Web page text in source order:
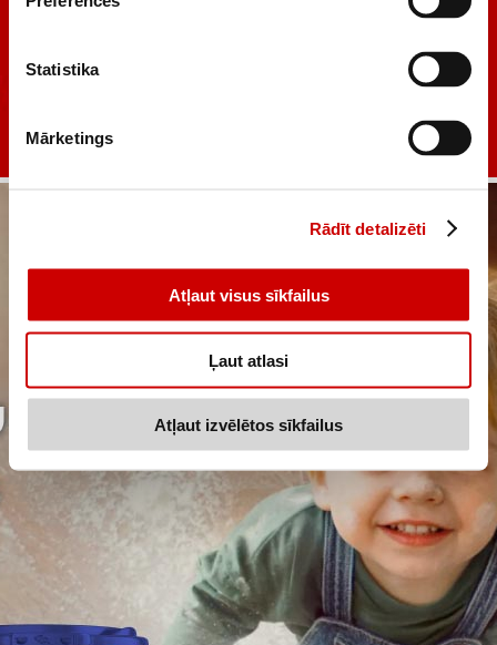
Statistika
Mārketings
Rādīt detalizēti
Atļaut visus sīkfailus
Ļaut atlasi
Atļaut izvēlētos sīkfailus